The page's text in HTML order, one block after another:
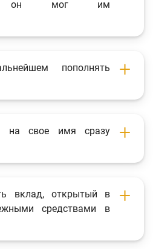
он мог им
пополнять
на свое имя сразу
вклад, открытый в
средствами в